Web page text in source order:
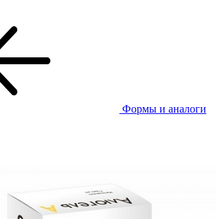
Формы и аналоги